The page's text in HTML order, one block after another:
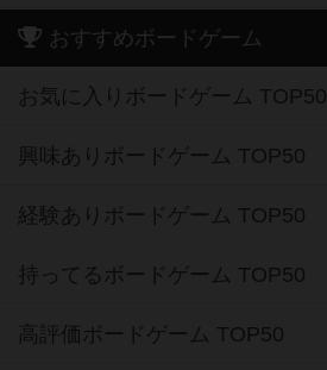
おすすめボードゲーム
お気に入りボードゲーム TOP50
興味ありボードゲーム TOP50
経験ありボードゲーム TOP50
持ってるボードゲーム TOP50
高評価ボードゲーム TOP50